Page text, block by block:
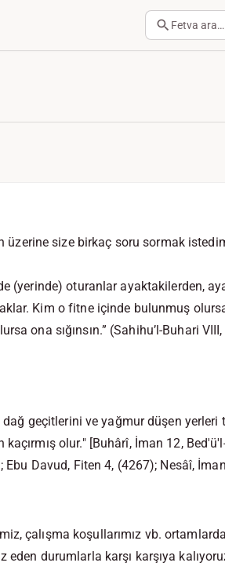
Fetva ara…
size birkaç soru sormak
(yerinde) oturanlar ayaktakilerden,
Kim o fitne içinde bulunmuş
ona sığınsın.” (Sahihu’l-Buhari
dağ geçitlerini ve yağmur düşen
olur."[Buhârî, İman 12,
Davud, Fiten 4, (4267); Nesâî,
çalışma koşullarımız vb.
eden durumlarla karşı karşıya